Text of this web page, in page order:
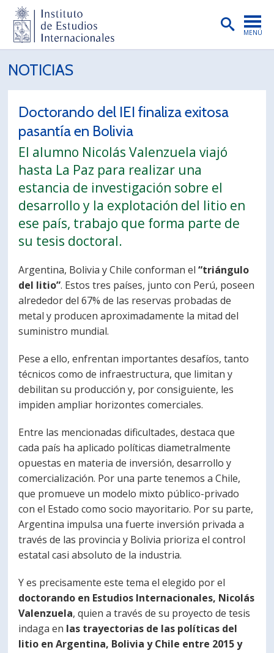
MENÚ
INSTITUTO
PREGRADO
POSTGRADO
INVESTIGACIÓN
EXTENSIÓN
PUBLICACIONES
BIBLIOTECA
ENGLISH
PORTUGUÊS
Postulantes
Estudiantes
Académicos
NOTICIAS
Doctorando del IEI finaliza exitosa
pasantía en Bolivia
El alumno Nicolás Valenzuela viajó
hasta La Paz para realizar una
estancia de investigación sobre el
desarrollo y la explotación del litio en
ese país, trabajo que forma parte de
su tesis doctoral.
Argentina, Bolivia y Chile conforman el“triángulo
del litio”. Estos tres países, junto con Perú, poseen
alrededor del 67% de las reservas probadas de
metal y producen aproximadamente la mitad del
suministro mundial.
Pese a ello, enfrentan importantes desafíos, tanto
técnicos como de infraestructura, que limitan y
debilitan su producción y, por consiguiente, les
impiden ampliar horizontes comerciales.
Entre las mencionadas dificultades, destaca que
cada país ha aplicado políticas diametralmente
opuestas en materia de inversión, desarrollo y
comercialización. Por una parte tenemos a Chile,
que promueve un modelo mixto público-privado
con el Estado como socio mayoritario. Por su parte,
Argentina impulsa una fuerte inversión privada a
través de las provincia y Bolivia prioriza el control
estatal casi absoluto de la industria.
Y es precisamente este tema el elegido por el
doctorando en Estudios Internacionales, Nicolás
Valenzuela, quien a través de su proyecto de tesis
indaga en las trayectorias de las políticas del
litio en Argentina, Bolivia y Chile entre 2015 y